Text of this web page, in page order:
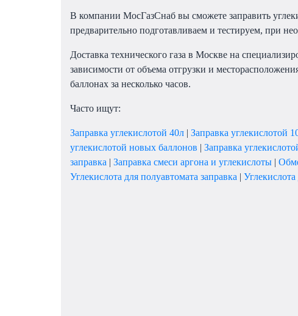
В компании МосГазСнаб вы сможете заправить
предварительно подготавливаем и тестируем, при
Доставка технического газа в Москве на
зависимости от объема отгрузки и
баллонах за несколько часов.
Часто ищут:
Заправка углекислотой 40л | Заправка углекислотой
углекислотой новых баллонов | Заправка
заправка | Заправка смеси аргона и углекислоты |
Углекислота для полуавтомата заправка |